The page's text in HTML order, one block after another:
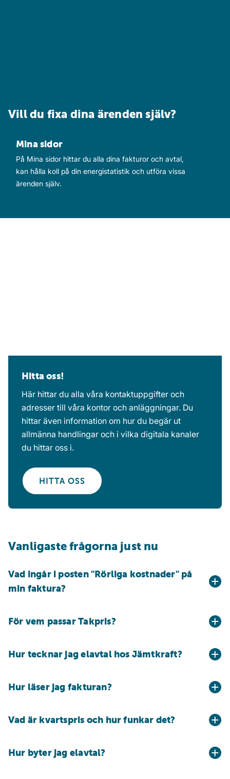
Vill du fixa dina ärenden själv?
Mina sidor
Mina sidor
På Mina sidor hittar du alla dina fakturor och avtal,
kan hålla koll på din energistatistik och utföra vissa
ärenden själv.
Hitta oss!
Här hittar du alla våra kontaktuppgifter och
adresser till våra kontor och anläggningar. Du
hittar även information om hur du begär ut
allmänna handlingar och i vilka digitala kanaler
du hittar oss i.
HITTA OSS
Vanligaste frågorna just nu
Vad ingår i posten "Rörliga kostnader" på
min faktura?
För vem passar Takpris?
Hur tecknar jag elavtal hos Jämtkraft?
Hur läser jag fakturan?
Vad är kvartspris och hur funkar det?
Hur byter jag elavtal?